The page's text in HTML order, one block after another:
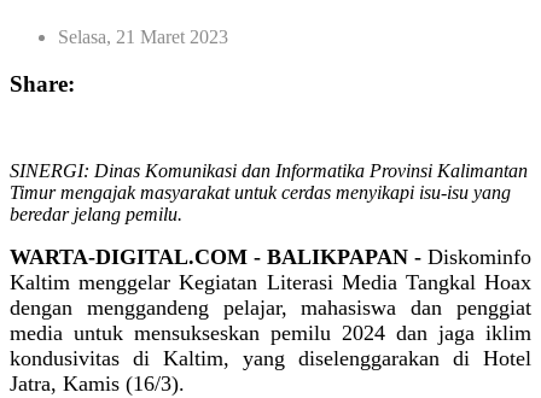
Selasa, 21 Maret 2023
Share:
SINERGI: Dinas Komunikasi dan Informatika Provinsi Kalimantan
Timur mengajak masyarakat untuk cerdas menyikapi isu-isu yang
beredar jelang pemilu.
WARTA-DIGITAL.COM - BALIKPAPAN - Diskominfo
Kaltim menggelar Kegiatan Literasi Media Tangkal Hoax
dengan menggandeng pelajar, mahasiswa dan penggiat
media untuk mensukseskan pemilu 2024 dan jaga iklim
kondusivitas di Kaltim, yang diselenggarakan di Hotel
Jatra, Kamis (16/3).